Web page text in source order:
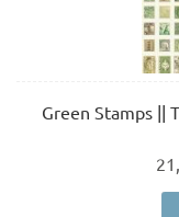
Green Stamps ||